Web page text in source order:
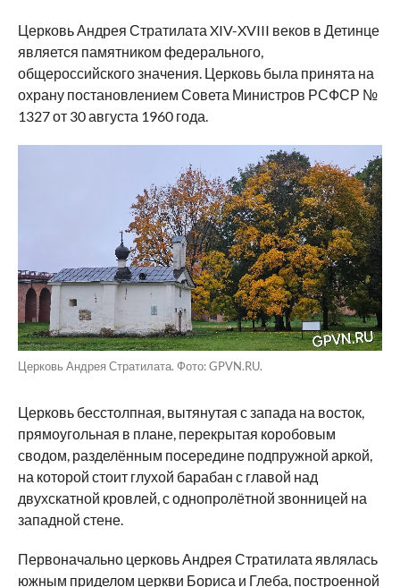
Церковь Андрея Стратилата XIV-XVIII веков в Детинце
является памятником федерального,
общероссийского значения. Церковь была принята на
охрану постановлением Совета Министров РСФСР №
1327 от 30 августа 1960 года.
Церковь Андрея Стратилата. Фото: GPVN.RU.
Церковь бесстолпная, вытянутая с запада на восток,
прямоугольная в плане, перекрытая коробовым
сводом, разделённым посередине подпружной аркой,
на которой стоит глухой барабан с главой над
двухскатной кровлей, с однопролётной звонницей на
западной стене.
Первоначально церковь Андрея Стратилата являлась
южным приделом церкви Бориса и Глеба, построенной